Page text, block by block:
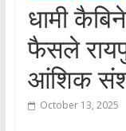
धामी
फैसले
आंशिक
October 13, 2025